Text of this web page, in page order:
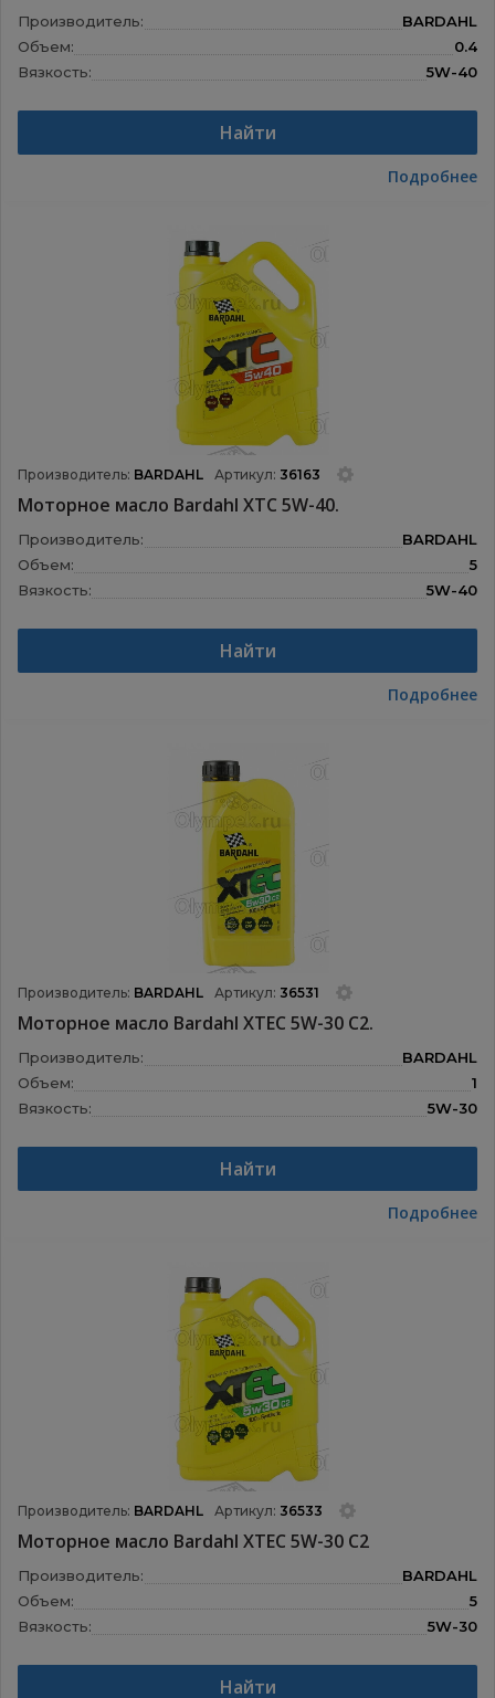
Производитель:
BARDAHL
Объем:
0.4
Вязкость:
5W-40
Найти
Подробнее
Производитель: BARDAHL Артикул: 36163
Моторное масло Bardahl XTC 5W-40.
Производитель:
BARDAHL
Объем:
5
Вязкость:
5W-40
Найти
Подробнее
Производитель: BARDAHL Артикул: 36531
Моторное масло Bardahl XTEC 5W-30 С2.
Производитель:
BARDAHL
Объем:
1
Вязкость:
5W-30
Найти
Подробнее
Производитель: BARDAHL Артикул: 36533
Моторное масло Bardahl XTEC 5W-30 С2
Производитель:
BARDAHL
Объем:
5
Вязкость:
5W-30
Найти